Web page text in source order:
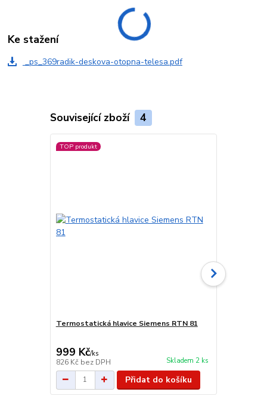
Ke stažení
_ps_369radik-deskova-otopna-telesa.pdf
Související zboží 4
TOP produkt
Termostatická hlavice Siemens RTN 81
999 Kč/ks
826 Kč bez DPH Skladem 2 ks
Přidat do košíku